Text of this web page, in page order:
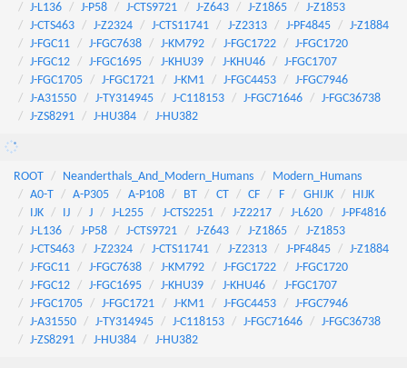
J-L136
J-P58 J-CTS9721 J-Z643 J-Z1865
J-Z1853
J-CTS463
J-Z2324 J-CTS11741 J-Z2313 J-PF4845
J-Z1884
J-FGC11
J-FGC7638 J-KM792 J-FGC1722
J-FGC1720
J-FGC12
J-FGC1695 J-KHU39 J-KHU46
J-FGC1707
J-FGC1705
J-FGC1721 J-KM1 J-FGC4453
J-FGC7946
J-A31550
J-TY314945 J-C118153 J-FGC71646
J-FGC36738
J-ZS8291
J-HU384 J-HU382
ROOT Neanderthals_And_Modern_Humans
Modern_Humans
A0-T
A-P305 A-P108 BT CT CF F GHIJK
HIJK
IJK
IJ J J-L255 J-CTS2251 J-Z2217 J-L620
J-PF4816
J-L136
J-P58 J-CTS9721 J-Z643 J-Z1865
J-Z1853
J-CTS463
J-Z2324 J-CTS11741 J-Z2313 J-PF4845
J-Z1884
J-FGC11
J-FGC7638 J-KM792 J-FGC1722
J-FGC1720
J-FGC12
J-FGC1695 J-KHU39 J-KHU46
J-FGC1707
J-FGC1705
J-FGC1721 J-KM1 J-FGC4453
J-FGC7946
J-A31550
J-TY314945 J-C118153 J-FGC71646
J-FGC36738
J-ZS8291
J-HU384 J-HU382